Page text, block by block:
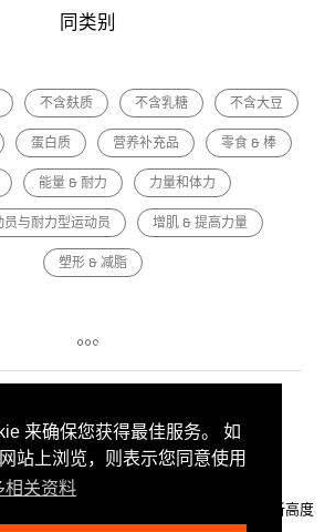
来确保您获得最佳服务。 如
站上浏览，则表示您同意使用
相关资料
同类别
不含麸质 不含乳糖 不含大豆
蛋白质 营养补充品 零食 & 棒
能量 & 耐力 力量和体力
员与耐力型运动员 增肌 & 提高力量
塑形 & 减脂
我们将功能性营养提升到新高度